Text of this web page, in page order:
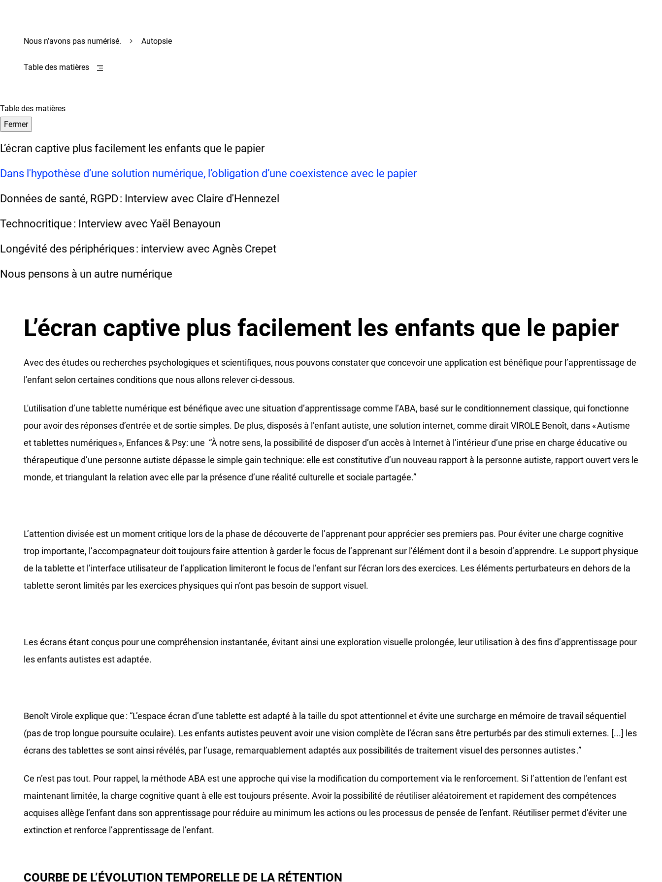
Nous n’avons pas numérisé. Autopsie
Table des matières
Table des matières
Fermer
L’écran captive plus facilement les enfants que le papier
Dans l'hypothèse d’une solution numérique, l’obligation d’une coexistence avec le papier
Données de santé, RGPD : Interview avec Claire d'Hennezel
Technocritique : Interview avec Yaël Benayoun
Longévité des périphériques : interview avec Agnès Crepet
Nous pensons à un autre numérique
L’écran captive plus facilement les enfants que le papier
Avec des études ou recherches psychologiques et scientifiques, nous pouvons constater que concevoir une application est bénéfique pour l’apprentissage de
l’enfant selon certaines conditions que nous allons relever ci-dessous.
L'utilisation d’une tablette numérique est bénéfique avec une situation d’apprentissage comme l’ABA, basé sur le conditionnement classique, qui fonctionne
pour avoir des réponses d’entrée et de sortie simples. De plus, disposés à l’enfant autiste, une solution internet, comme dirait VIROLE Benoît, dans « Autisme
et tablettes numériques », Enfances & Psy: une “À notre sens, la possibilité de disposer d’un accès à Internet à l’intérieur d’une prise en charge éducative ou
thérapeutique d’une personne autiste dépasse le simple gain technique: elle est constitutive d’un nouveau rapport à la personne autiste, rapport ouvert vers le
monde, et triangulant la relation avec elle par la présence d’une réalité culturelle et sociale partagée.”
L’attention divisée est un moment critique lors de la phase de découverte de l’apprenant pour apprécier ses premiers pas. Pour éviter une charge cognitive
trop importante, l’accompagnateur doit toujours faire attention à garder le focus de l’apprenant sur l’élément dont il a besoin d’apprendre. Le support physique
de la tablette et l’interface utilisateur de l’application limiteront le focus de l’enfant sur l’écran lors des exercices. Les éléments perturbateurs en dehors de la
tablette seront limités par les exercices physiques qui n’ont pas besoin de support visuel.
Les écrans étant conçus pour une compréhension instantanée, évitant ainsi une exploration visuelle prolongée, leur utilisation à des fins d’apprentissage pour
les enfants autistes est adaptée.
Benoît Virole explique que : “L’espace écran d’une tablette est adapté à la taille du spot attentionnel et évite une surcharge en mémoire de travail séquentiel
(pas de trop longue poursuite oculaire). Les enfants autistes peuvent avoir une vision complète de l’écran sans être perturbés par des stimuli externes. [...] les
écrans des tablettes se sont ainsi révélés, par l’usage, remarquablement adaptés aux possibilités de traitement visuel des personnes autistes .”
Ce n’est pas tout. Pour rappel, la méthode ABA est une approche qui vise la modification du comportement via le renforcement. Si l’attention de l’enfant est
maintenant limitée, la charge cognitive quant à elle est toujours présente. Avoir la possibilité de réutiliser aléatoirement et rapidement des compétences
acquises allège l’enfant dans son apprentissage pour réduire au minimum les actions ou les processus de pensée de l’enfant. Réutiliser permet d’éviter une
extinction et renforce l’apprentissage de l’enfant.
COURBE DE L’ÉVOLUTION TEMPORELLE DE LA RÉTENTION